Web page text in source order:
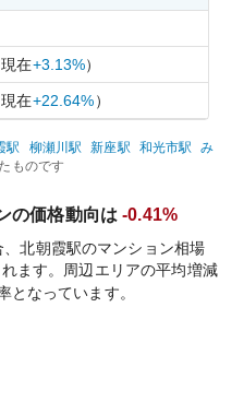
現在+3.13%）
現在+22.64%）
駅 柳瀬川駅 新座駅 和光市駅
み
ものです
の価格動向は -0.41%
、北朝霞駅のマンション相場
ます。周辺エリアの平均増減
となっています。